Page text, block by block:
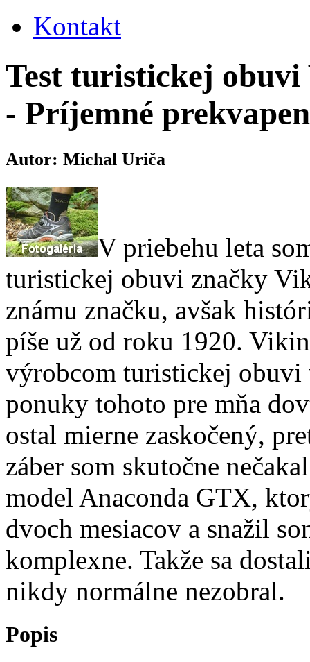
Kontakt
Test turistickej
- Príjemné
Autor: Michal Uriča
V priebehu leta
turistickej obuvi značky
známu značku, avšak
píše už od roku 1920.
výrobcom turistickej obuvi
ponuky tohoto pre mňa
ostal mierne zaskočený,
záber som skutočne
model Anaconda GTX,
dvoch mesiacov a snažil
komplexne. Takže sa
nikdy normálne nezobral.
Popis